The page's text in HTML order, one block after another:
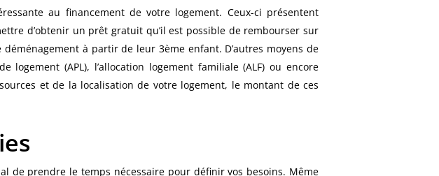
au financement de votre logement. Ceux-ci présentent
d’obtenir un prêt gratuit qu’il est possible de rembourser sur
à partir de leur 3ème enfant. D’autres moyens de
logement (APL), l’allocation logement familiale (ALF) ou encore
et de la localisation de votre logement, le montant de ces
de prendre le temps nécessaire pour définir vos besoins. Même